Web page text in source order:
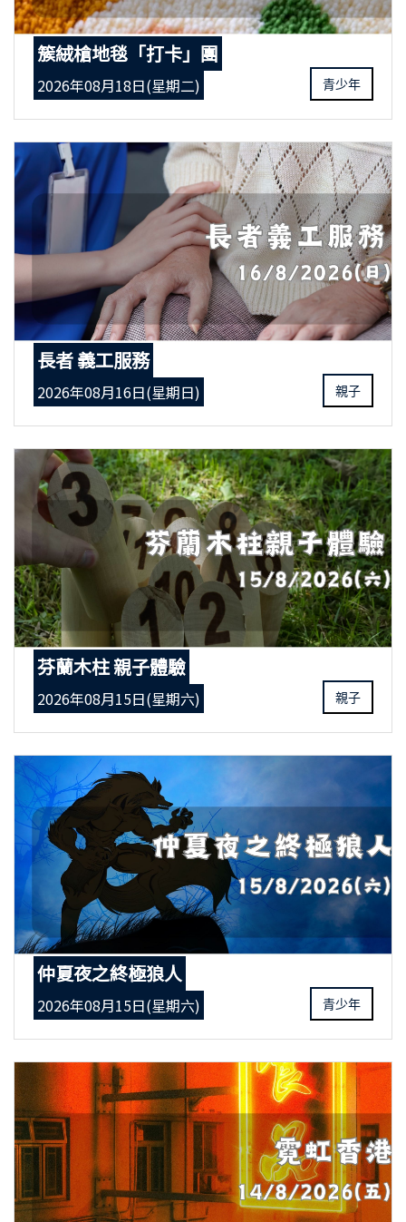
簇絨槍地毯「打卡」團
2026年08月18日(星期二) 青少年
長者 義工服務
2026年08月16日(星期日) 親子
芬蘭木柱 親子體驗
2026年08月15日(星期六) 親子
仲夏夜之終極狼人
2026年08月15日(星期六) 青少年